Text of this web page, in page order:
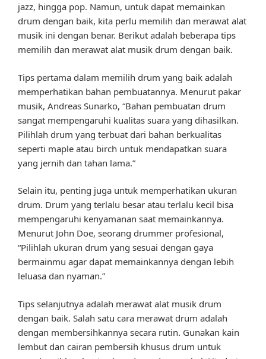
jazz, hingga pop. Namun, untuk dapat memainkan
drum dengan baik, kita perlu memilih dan merawat alat
musik ini dengan benar. Berikut adalah beberapa tips
memilih dan merawat alat musik drum dengan baik.
Tips pertama dalam memilih drum yang baik adalah
memperhatikan bahan pembuatannya. Menurut pakar
musik, Andreas Sunarko, “Bahan pembuatan drum
sangat mempengaruhi kualitas suara yang dihasilkan.
Pilihlah drum yang terbuat dari bahan berkualitas
seperti maple atau birch untuk mendapatkan suara
yang jernih dan tahan lama.”
Selain itu, penting juga untuk memperhatikan ukuran
drum. Drum yang terlalu besar atau terlalu kecil bisa
mempengaruhi kenyamanan saat memainkannya.
Menurut John Doe, seorang drummer profesional,
“Pilihlah ukuran drum yang sesuai dengan gaya
bermainmu agar dapat memainkannya dengan lebih
leluasa dan nyaman.”
Tips selanjutnya adalah merawat alat musik drum
dengan baik. Salah satu cara merawat drum adalah
dengan membersihkannya secara rutin. Gunakan kain
lembut dan cairan pembersih khusus drum untuk